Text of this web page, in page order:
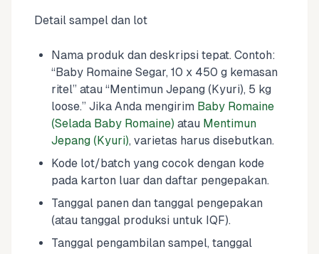
Detail sampel dan lot
Nama produk dan deskripsi tepat. Contoh:
“Baby Romaine Segar, 10 x 450 g kemasan
ritel” atau “Mentimun Jepang (Kyuri), 5 kg
loose.” Jika Anda mengirim Baby Romaine
(Selada Baby Romaine) atau Mentimun
Jepang (Kyuri), varietas harus disebutkan.
Kode lot/batch yang cocok dengan kode
pada karton luar dan daftar pengepakan.
Tanggal panen dan tanggal pengepakan
(atau tanggal produksi untuk IQF).
Tanggal pengambilan sampel, tanggal